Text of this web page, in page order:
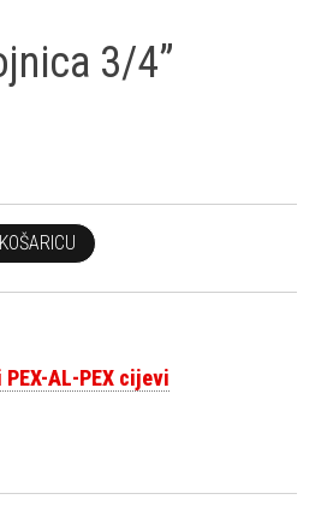
3/4”
količina
AL-PEX cijevi